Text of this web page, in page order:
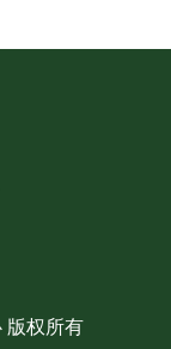
版权所有